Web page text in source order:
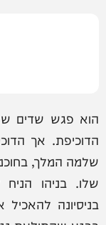
הוא פגש שדים
הדוכיפת. אך
שלמה המלך,
שלו. בניהו
בניסיונה